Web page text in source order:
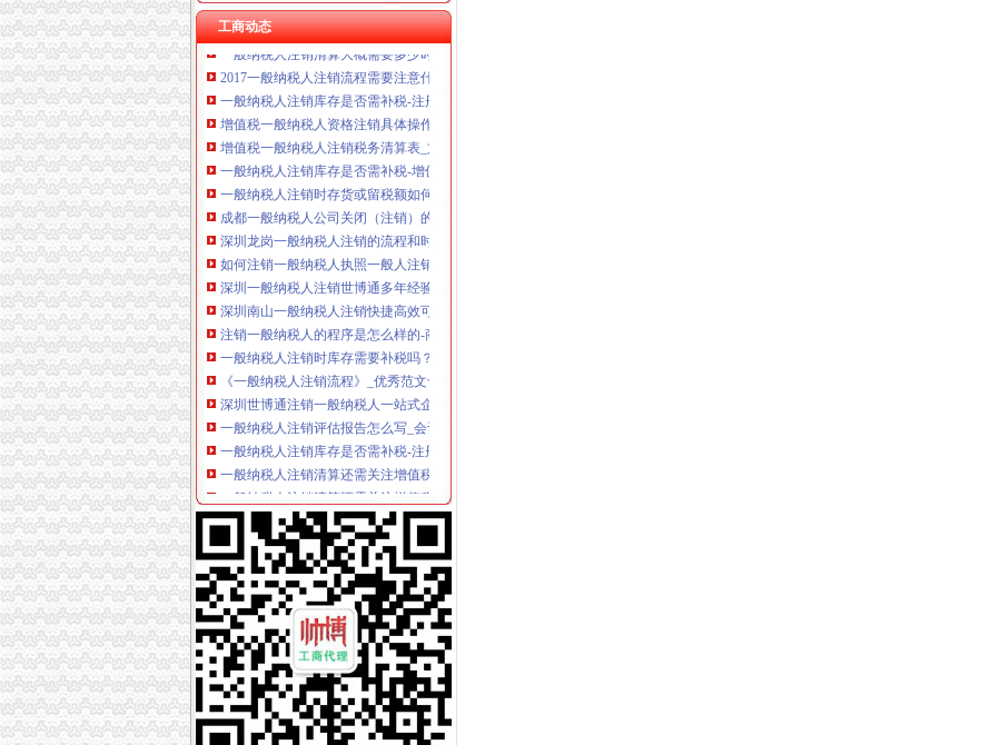
工商动态
印_一般纳税人怎样办理注销_爱临沂网
一般纳税人注销清算大概需要多少时间--在线律咨询|律师365(.
2017一般纳税人注销流程需要注意什么-律知识|华律网（）
一般纳税人注销库存是否需补税-注册税务师,注销库存补税问题
增值税一般纳税人资格注销具体操作流程-U88加盟网
增值税一般纳税人注销税务清算表_文档下载
一般纳税人注销库存是否需补税-增值税辅导-中国会计社区
一般纳税人注销时存货或留税额如何处理_东奥会计在线
成都一般纳税人公司关闭（注销）的流程-商务服务
深圳龙岗一般纳税人注销的流程和时间-商务服务-绍兴E网
如何注销一般纳税人执照一般人注销流程—海淀—中关村—快点8分类
深圳一般纳税人注销世博通多年经验费用低-商务信息-青海新闻网
深圳南山一般纳税人注销快捷高效可加急
注销一般纳税人的程序是怎么样的-商务服务
一般纳税人注销时库存需要补税吗？-北京搜狐焦点
《一般纳税人注销流程》_优秀范文十篇
深圳世博通注销一般纳税人一站式企业财税服务-数字英才
一般纳税人注销评估报告怎么写_会计学堂
一般纳税人注销库存是否需补税-注册税务师税务代理实务学习指导--育
一般纳税人注销清算还需关注增值税相关问题_第1页_南京会计实务培
一般纳税人注销清算还需关注增值税相关问题_第1页_南京会计实务培
生活小百科：一般纳税人注销问题
一般纳税人注销完了,要拆机,是拆什么-怎么注销一般纳税人
增值税一般纳税人注销税务登记-爱喇叭网
【公司注销一般纳税人税务注销流程】-中国服务网
一般纳税人注销代办,税务注销代办-会计/审计-久久
一般纳税人注销清算还需关注增值税相关问题-安瑞事务所
【一般纳税人公司注销】-罗湖东门易登网
一般纳税人国税注销流程-中国经济导报网
增值税一般纳税人注销时存货如何处理？-110律咨询网
深圳增值税一般纳税人注销税控系统应该如何办理？-绍兴E网
北京企业如何注销一般纳税人资质